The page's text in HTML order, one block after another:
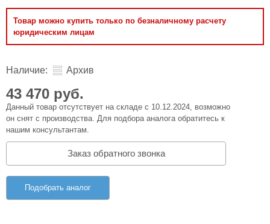
Товар можно купить только по безналичному расчету
юридическим лицам
Наличие: Архив
43 470 руб.
Данный товар отсутствует на складе с 10.12.2024, возможно
он снят с производства. Для подбора аналога обратитесь к
нашим консультантам.
Заказ обратного звонка
Подобрать аналог